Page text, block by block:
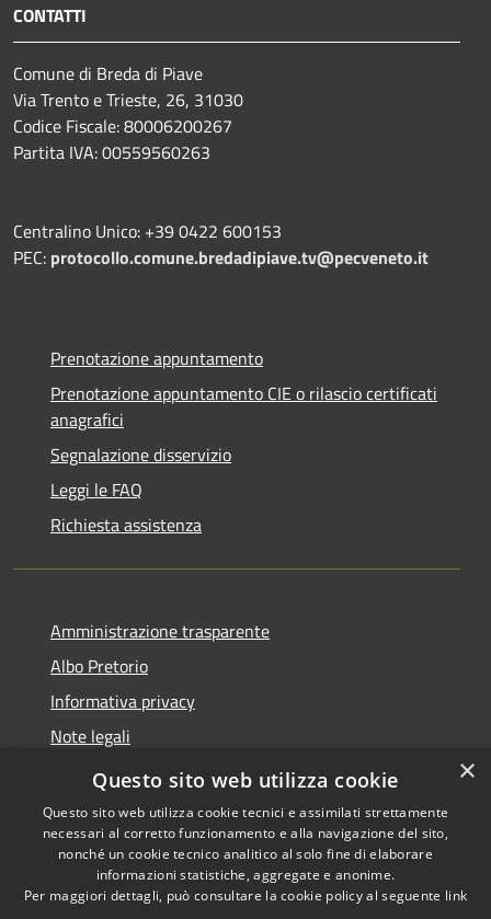
CONTATTI
Comune di Breda di Piave
Via Trento e Trieste, 26, 31030
Codice Fiscale: 80006200267
Partita IVA: 00559560263
Centralino Unico: +39 0422 600153
PEC: protocollo.comune.bredadipiave.tv@pecveneto.it
Prenotazione appuntamento
Prenotazione appuntamento CIE o rilascio certificati
anagrafici
Segnalazione disservizio
Leggi le FAQ
Richiesta assistenza
Amministrazione trasparente
Albo Pretorio
Informativa privacy
Note legali
Dichiarazione di accessibilità
Accessibilità
Copyright © 2026 • Comune di
Breda di Piave • Powered by
×
Questo sito web utilizza cookie
Questo sito web utilizza cookie tecnici e assimilati strettamente
necessari al corretto funzionamento e alla navigazione del sito,
nonché un cookie tecnico analitico al solo fine di elaborare
informazioni statistiche, aggregate e anonime.
Per maggiori dettagli, può consultare la cookie policy al seguente link